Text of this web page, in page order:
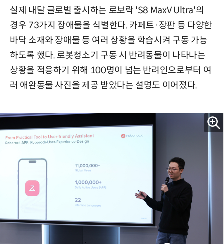
실제 내달 글로벌 출시하는 로보락 'S8 MaxV Ultra'의
경우 73가지 장애물을 식별한다. 카페트·장판 등 다양한
바닥 소재와 장애물 등 여러 상황을 학습시켜 구동 가능
하도록 했다. 로봇청소기 구동 시 반려동물이 나타나는
상황을 적응하기 위해 100명이 넘는 반려인으로부터 여
러 애완동물 사진을 제공 받았다는 설명도 이어졌다.